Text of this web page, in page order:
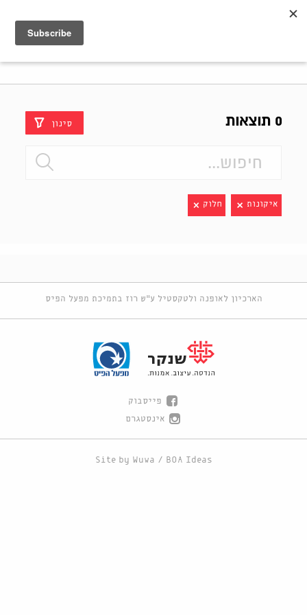
0 תוצאות סינון
איקונות חלוק
הארכיון לאופנה ולטקסטיל ע"ש רוז בתמיכת מפעל הפיס
פייסבוק
אינסטגרם
Site by Wuwa / BOA Ideas